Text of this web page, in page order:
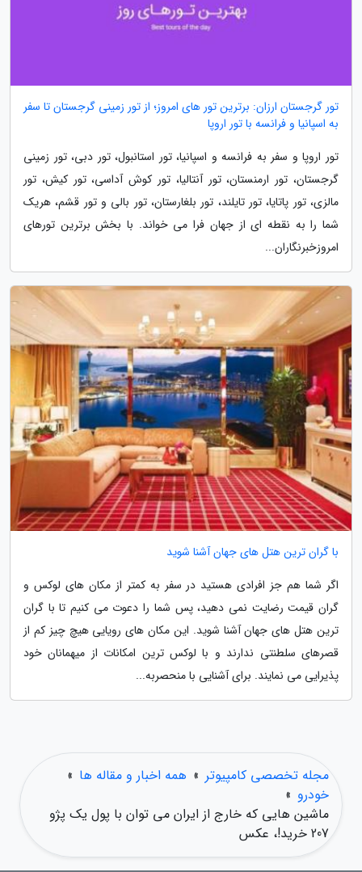
تور گرجستان ارزان: برترین تور های امروز؛ از تور زمینی گرجستان تا سفر
به اسپانیا و فرانسه با تور اروپا
تور اروپا و سفر به فرانسه و اسپانیا، تور استانبول، تور دبی، تور زمینی
گرجستان، تور ارمنستان، تور آنتالیا، تور کوش آداسی، تور کیش، تور
مالزی، تور پاتایا، تور تایلند، تور بلغارستان، تور بالی و تور قشم، هریک
شما را به نقطه ای از جهان فرا می خواند. با بخش برترین تورهای
امروزخبرنگاران...
با گران ترین هتل های جهان آشنا شوید
اگر شما هم جز افرادی هستید در سفر به کمتر از مکان های لوکس و
گران قیمت رضایت نمی دهید، پس شما را دعوت می کنیم تا با گران
ترین هتل های جهان آشنا شوید. این مکان های رویایی هیچ چیز کم از
قصرهای سلطنتی ندارند و با لوکس ترین امکانات از میهمانان خود
پذیرایی می نمایند. برای آشنایی با منحصربه...
مجله تخصصی کامپیوتر » همه اخبار و مقاله ها »
خودرو »
ماشین هایی که خارج از ایران می توان با پول یک پژو
207 خرید!، عکس